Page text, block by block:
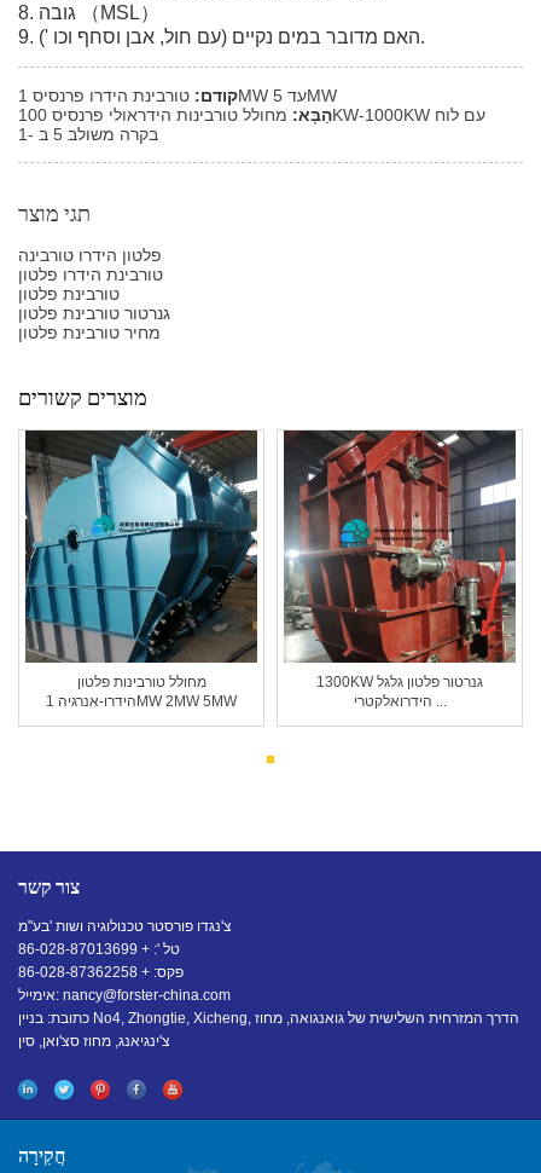
8. גובה （MSL）
9. האם מדובר במים נקיים (עם חול, אבן וסחף וכו ').
קודם:
טורבינת הידרו פרנסיס 1MW עד 5MW
הַבָּא:
מחולל טורבינות הידראולי פרנסיס 100KW-1000KW עם לוח
בקרה משולב 5 ב -1
תגי מוצר
פלטון הידרו טורבינה
טורבינת הידרו פלטון
טורבינת פלטון
גנרטור טורבינת פלטון
מחיר טורבינת פלטון
מוצרים קשורים
מחולל טורבינות פלטון
הידרו-אנרגיה 1MW 2MW 5MW
1300KW גנרטור פלטון גלגל
הידרואלקטרי ...
צור קשר
צ'נגדו פורסטר טכנולוגיה ושות 'בע"מ
טל ': + 86-028-87013699
פקס: + 86-028-87362258
אימייל: nancy@forster-china.com
כתובת: בניין No4, Zhongtie, Xicheng, הדרך המזרחית השלישית של גואנגואה, מחוז
צ'ינגיאנג, מחוז סצ'ואן, סין
חֲקִירָה